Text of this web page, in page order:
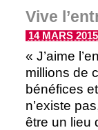
Vive
14 MARS
« J’aime
millions de
bénéfices
n’existe
être un lieu